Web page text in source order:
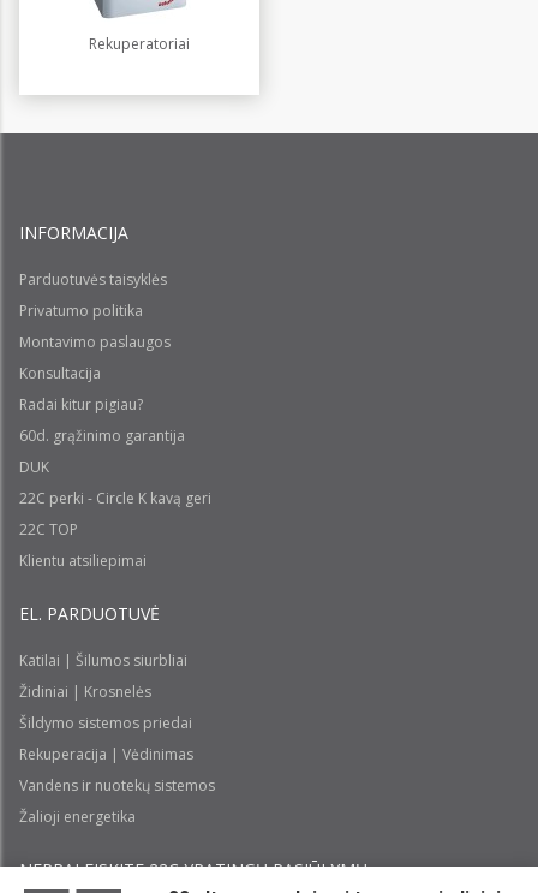
Rekuperatoriai
INFORMACIJA
Parduotuvės taisyklės
Privatumo politika
Montavimo paslaugos
Konsultacija
Radai kitur pigiau?
60d. grąžinimo garantija
DUK
22C perki - Circle K kavą geri
22C TOP
Klientu atsiliepimai
EL. PARDUOTUVĖ
Katilai | Šilumos siurbliai
Židiniai | Krosnelės
Šildymo sistemos priedai
Rekuperacija | Vėdinimas
Vandens ir nuotekų sistemos
Žalioji energetika
NEPRALEISKITE 22С YPATINGŲ PASIŪLYMŲ: